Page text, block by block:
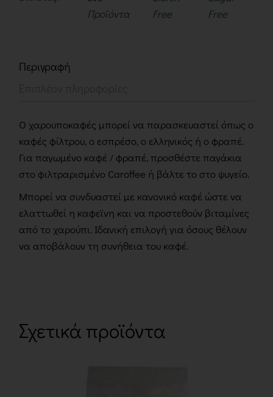
Προϊόντα
Free
Free
Περιγραφή
Ο χαρουποκαφές μπορεί να παρασκευαστεί όπως ο
καφές φίλτρου, ο εσπρέσο, ο ελληνικός ή ο φραπέ.
Για παγωμένο καφέ / φραπέ, προσθέστε παγάκια
στο φιλτραρισμένο Caroffee ή βάλτε το στο ψυγείο.
Μπορεί να συνδυαστεί με κανονικό καφέ ώστε να
ελαττωθεί η καφεϊνη και να προστεθούν βιταμίνες
από το χαρούπι. Ιδανική επιλογή για όσους θέλουν
να αποβάλουν τη συνήθεια του καφέ.
Σχετικά προϊόντα